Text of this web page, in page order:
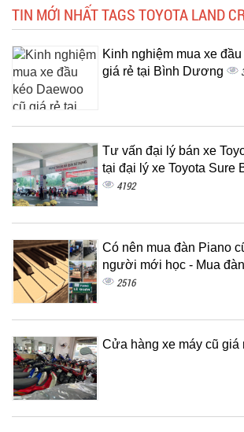
TIN MỚI NHẤT TAGS TOYOTA LAND
Kinh nghiệm mua xe
giá rẻ tại Bình Dương
Tư vấn đại lý bán xe
tại đại lý xe Toyota Sure
4192
Có nên mua đàn Piano
người mới học - Mua
2516
Cửa hàng xe máy cũ giá